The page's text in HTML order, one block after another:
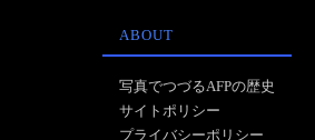
ABOUT
写真でつづるAFPの歴史
サイトポリシー
プライバシーポリシー